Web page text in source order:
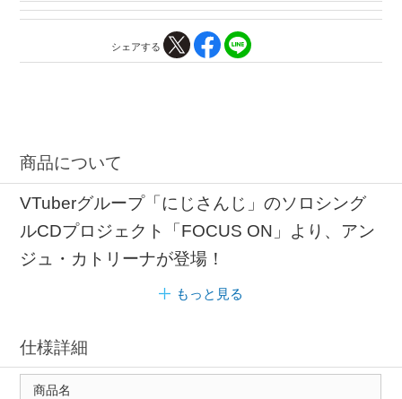
シェアする
商品について
VTuberグループ「にじさんじ」のソロシング
ルCDプロジェクト「FOCUS ON」より、アン
ジュ・カトリーナが登場！
もっと見る
仕様詳細
商品名